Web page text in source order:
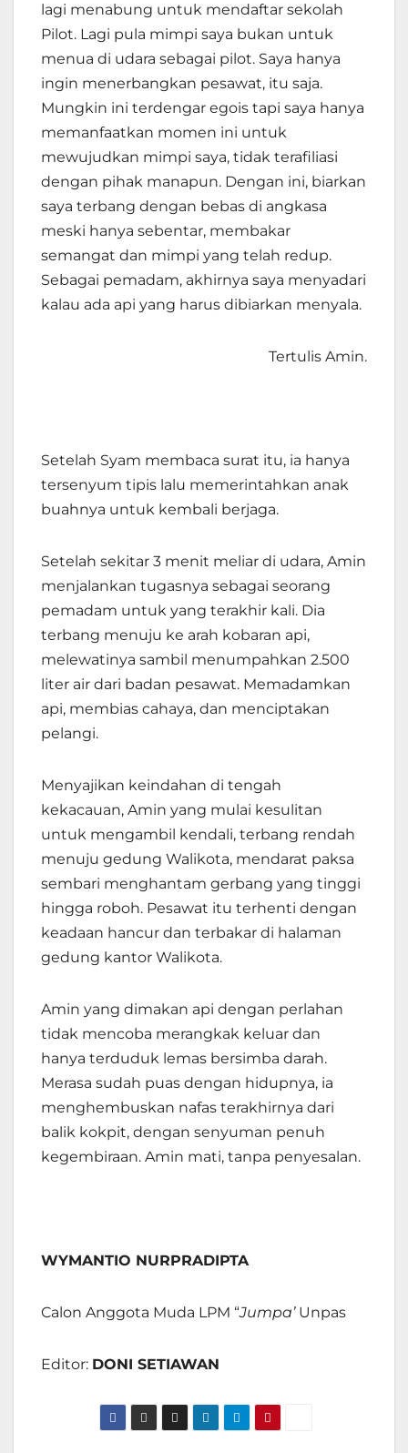
lagi menabung untuk mendaftar sekolah
Pilot. Lagi pula mimpi saya bukan untuk
menua di udara sebagai pilot. Saya hanya
ingin menerbangkan pesawat, itu saja.
Mungkin ini terdengar egois tapi saya hanya
memanfaatkan momen ini untuk
mewujudkan mimpi saya, tidak terafiliasi
dengan pihak manapun. Dengan ini, biarkan
saya terbang dengan bebas di angkasa
meski hanya sebentar, membakar
semangat dan mimpi yang telah redup.
Sebagai pemadam, akhirnya saya menyadari
kalau ada api yang harus dibiarkan menyala.
Tertulis Amin.
Setelah Syam membaca surat itu, ia hanya
tersenyum tipis lalu memerintahkan anak
buahnya untuk kembali berjaga.
Setelah sekitar 3 menit meliar di udara, Amin
menjalankan tugasnya sebagai seorang
pemadam untuk yang terakhir kali. Dia
terbang menuju ke arah kobaran api,
melewatinya sambil menumpahkan 2.500
liter air dari badan pesawat. Memadamkan
api, membias cahaya, dan menciptakan
pelangi.
Menyajikan keindahan di tengah
kekacauan, Amin yang mulai kesulitan
untuk mengambil kendali, terbang rendah
menuju gedung Walikota, mendarat paksa
sembari menghantam gerbang yang tinggi
hingga roboh. Pesawat itu terhenti dengan
keadaan hancur dan terbakar di halaman
gedung kantor Walikota.
Amin yang dimakan api dengan perlahan
tidak mencoba merangkak keluar dan
hanya terduduk lemas bersimba darah.
Merasa sudah puas dengan hidupnya, ia
menghembuskan nafas terakhirnya dari
balik kokpit, dengan senyuman penuh
kegembiraan. Amin mati, tanpa penyesalan.
WYMANTIO NURPRADIPTA
Calon Anggota Muda LPM “Jumpa’Unpas
Editor: DONI SETIAWAN